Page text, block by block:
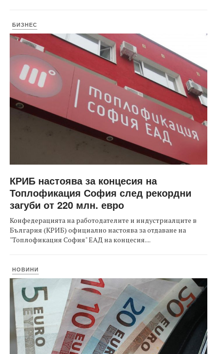
БИЗНЕС
КРИБ настоява за концесия на
Топлофикация София след рекордни
загуби от 220 млн. евро
Конфедерацията на работодателите и индустриалците в
България (КРИБ) официално настоява за отдаване на
"Топлофикация София" ЕАД на концесия....
НОВИНИ